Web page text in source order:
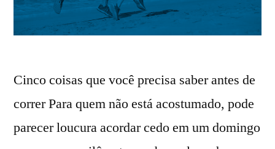
Cinco coisas que você precisa saber antes de
correr Para quem não está acostumado, pode
parecer loucura acordar cedo em um domingo